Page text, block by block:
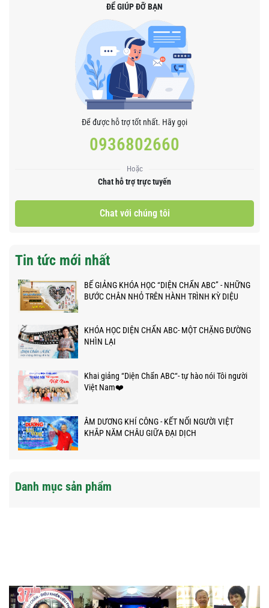
ĐỂ GIÚP ĐỠ BẠN
Để được hỗ trợ tốt nhất. Hãy gọi
0936802660
Hoặc
Chat hỗ trợ trực tuyến
Chat với chúng tôi
Tin tức mới nhất
BẾ GIẢNG KHÓA HỌC “DIỆN CHẨN ABC” - NHỮNG
BƯỚC CHÂN NHỎ TRÊN HÀNH TRÌNH KỲ DIỆU
KHÓA HỌC DIỆN CHẨN ABC- MỘT CHẶNG ĐƯỜNG
NHÌN LẠI
Khai giảng “Diện Chẩn ABC“- tự hào nói Tôi người
Việt Nam❤️
ÂM DƯƠNG KHÍ CÔNG - KẾT NỐI NGƯỜI VIỆT
KHẮP NĂM CHÂU GIỮA ĐẠI DỊCH
Danh mục sản phẩm